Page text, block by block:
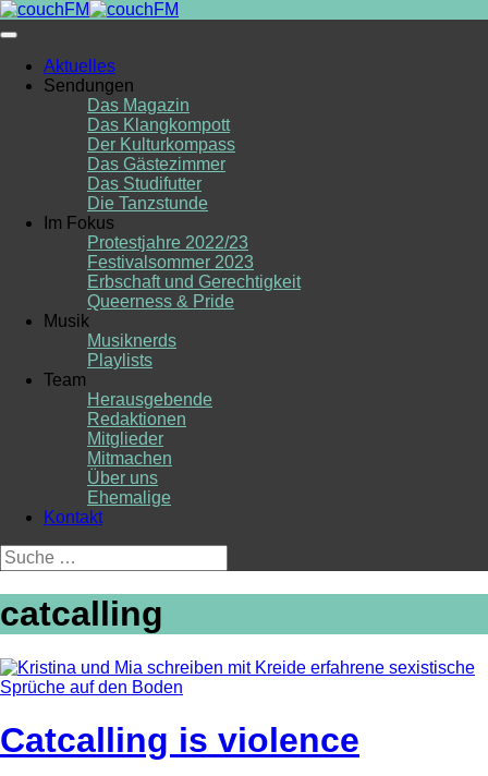
Skip
to
Aktuelles
Sendungen
Das Magazin
Das Klangkompott
Der Kulturkompass
Das Gästezimmer
Das Studifutter
Die Tanzstunde
Im Fokus
Protestjahre 2022/23
Festivalsommer 2023
Erbschaft und Gerechtigkeit
Queerness & Pride
Musik
Musiknerds
Playlists
Team
Herausgebende
Redaktionen
Mitglieder
Mitmachen
Über uns
Ehemalige
Kontakt
Suche
nach:
catcalling
Catcalling is violence